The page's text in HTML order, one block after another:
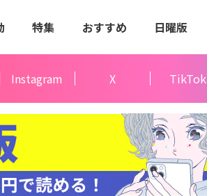
特集 おすすめ 日曜版
Instagram X TikTok